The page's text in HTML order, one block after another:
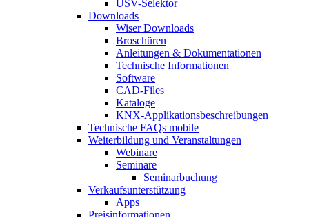
USV-Selektor
Downloads
Wiser Downloads
Broschüren
Anleitungen & Dokumentationen
Technische Informationen
Software
CAD-Files
Kataloge
KNX-Applikationsbeschreibungen
Technische FAQs mobile
Weiterbildung und Veranstaltungen
Webinare
Seminare
Seminarbuchung
Verkaufsunterstützung
Apps
Preisinformationen